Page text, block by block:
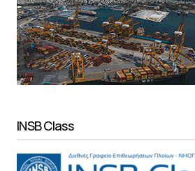
INSB Class